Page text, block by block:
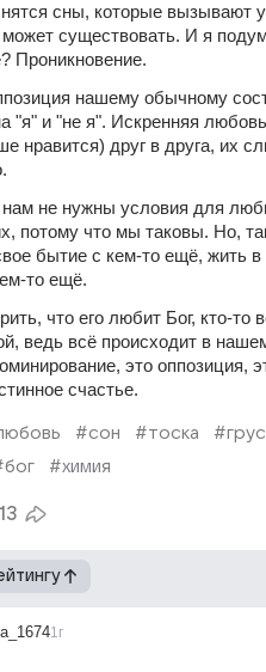
сны, которые вызывают
может существовать. И я
Проникновение.
нашему обычному
"я" и "не я". Искренняя
нравится) друг в друга, их
не нужны условия для
потому что мы таковы. Но,
бытие с кем-то ещё, жить
то ещё.
что его любит Бог, кто-
ведь всё происходит в
это оппозиция,
счастье.
#сон #тоска
#химия
13
1г